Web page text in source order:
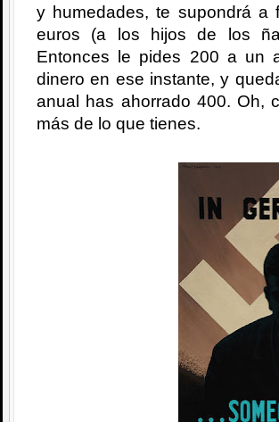
y humedades, te supondrá
euros (a los hijos de los
Entonces le pides 200 a un
dinero en ese instante, y
anual has ahorrado 400. Oh,
más de lo que tienes.